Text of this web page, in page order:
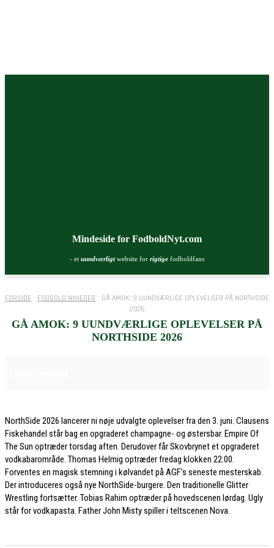
Mindeside for FodboldNyt.com
- et uundværligtwebsite for rigtige fodboldfans
FORSIDE FODBOLD NYHEDER
GÅ AMOK: 9 UUNDVÆRLIGE OPLEVELSER PÅ NORTHSIDE
2026
GÅ AMOK: 9 UUNDVÆRLIGE OPLEVELSER PÅ
NORTHSIDE 2026
NorthSide 2026 lancerer ni nøje udvalgte oplevelser fra den 3. juni. Clausens
Fiskehandel står bag en opgraderet champagne- og østersbar. Empire Of
The Sun optræder torsdag aften. Derudover får Skovbrynet et opgraderet
vodkabarområde. Thomas Helmig optræder fredag klokken 22:00.
Forventes en magisk stemning i kølvandet på AGF’s seneste mesterskab.
Der introduceres også nye NorthSide-burgere. Den traditionelle Glitter
Wrestling fortsætter. Tobias Rahim optræder på hovedscenen lørdag. Ugly
står for vodkapasta. Father John Misty spiller i teltscenen Nova.